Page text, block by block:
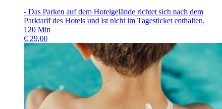
- Das Parken auf dem Hotelgelände richtet sich nach dem
Parktarif des Hotels und ist nicht im Tagesticket enthalten.
120 Min
€ 29,00